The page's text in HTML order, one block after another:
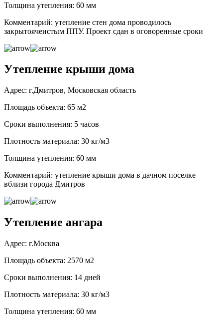
Толщина утепления: 60 мм
Комментарий: утепление стен дома проводилось
закрытоячеистым ППУ. Проект сдан в оговоренные сроки
Утепление крыши дома
Адрес: г.Дмитров, Московская область
Площадь объекта: 65 м2
Сроки выполнения: 5 часов
Плотность материала: 30 кг/м3
Толщина утепления: 60 мм
Комментарий: утепление крыши дома в дачном поселке
вблизи города Дмитров
Утепление ангара
Адрес: г.Москва
Площадь объекта: 2570 м2
Сроки выполнения: 14 дней
Плотность материала: 30 кг/м3
Толщина утепления: 60 мм